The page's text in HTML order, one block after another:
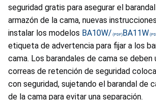
seguridad gratis para asegurar el
armazón de la cama, nuevas
instalar los modelos BA10W/ BA11W
etiqueta de advertencia para fijar a los
cama. Los barandales de cama se deben
correas de retención de seguridad
con seguridad, sujetando el barandal de
de la cama para evitar una separación.